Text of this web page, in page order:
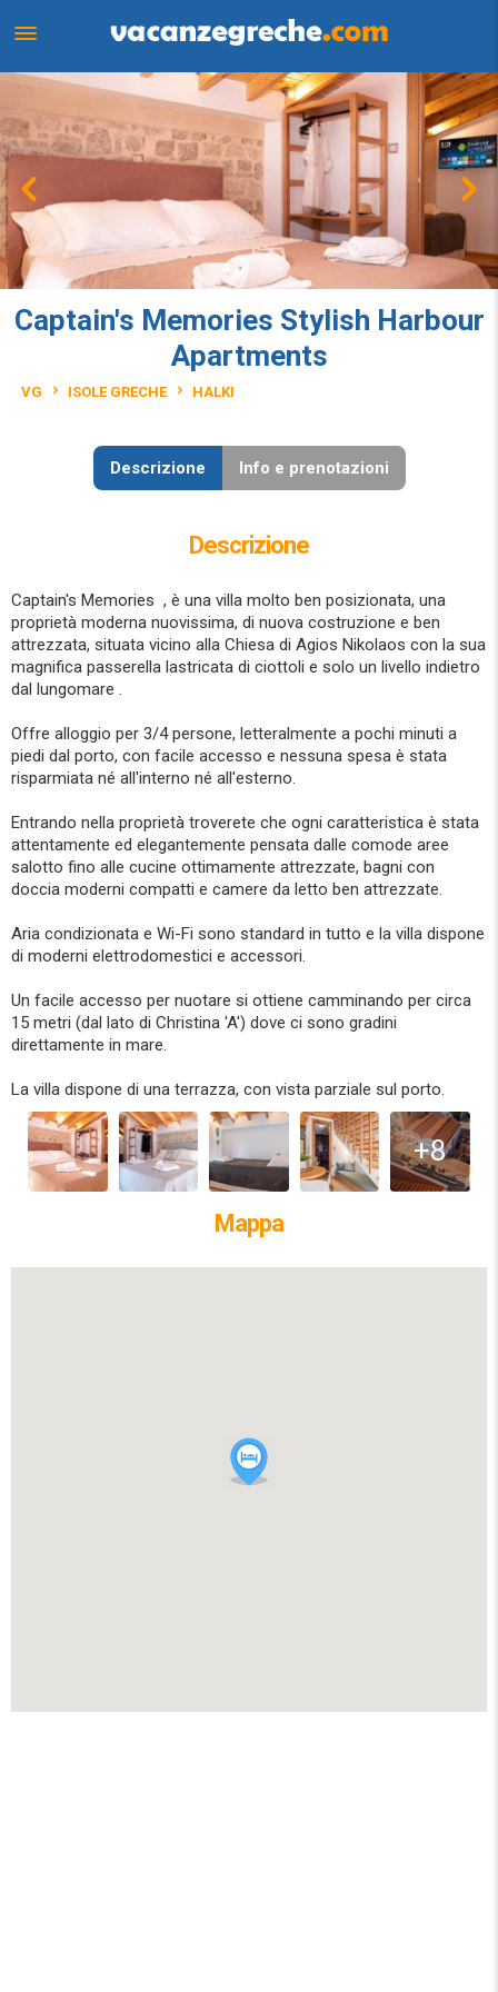
Captain's Memories Stylish Harbour
Apartments
VG ISOLE GRECHE HALKI
Descrizione Info e prenotazioni
Descrizione
Captain's Memories , è una villa molto ben posizionata, una
proprietà moderna nuovissima, di nuova costruzione e ben
attrezzata, situata vicino alla Chiesa di Agios Nikolaos con la sua
magnifica passerella lastricata di ciottoli e solo un livello indietro
dal lungomare .
Offre alloggio per 3/4 persone, letteralmente a pochi minuti a
piedi dal porto, con facile accesso e nessuna spesa è stata
risparmiata né all'interno né all'esterno.
Entrando nella proprietà troverete che ogni caratteristica è stata
attentamente ed elegantemente pensata dalle comode aree
salotto fino alle cucine ottimamente attrezzate, bagni con
doccia moderni compatti e camere da letto ben attrezzate.
Aria condizionata e Wi-Fi sono standard in tutto e la villa dispone
di moderni elettrodomestici e accessori.
Un facile accesso per nuotare si ottiene camminando per circa
15 metri (dal lato di Christina 'A') dove ci sono gradini
direttamente in mare.
La villa dispone di una terrazza, con vista parziale sul porto.
+8
Mappa